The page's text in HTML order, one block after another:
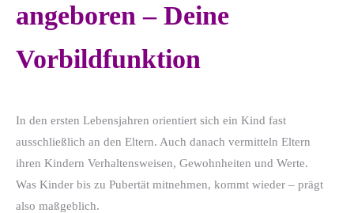
angeboren – Deine
Vorbildfunktion
In den ersten Lebensjahren orientiert sich ein Kind fast
ausschließlich an den Eltern. Auch danach vermitteln Eltern
ihren Kindern Verhaltensweisen, Gewohnheiten und Werte.
Was Kinder bis zu Pubertät mitnehmen, kommt wieder – prägt
also maßgeblich.